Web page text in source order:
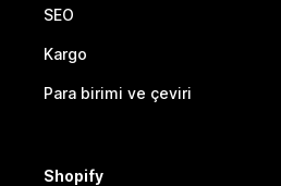
SEO
Kargo
Para birimi ve çeviri
Shopify